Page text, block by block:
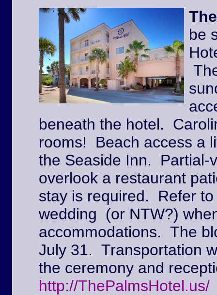
be
beneath the hotel.
rooms! Beach access a
the Seaside Inn. Partial-
overlook a restaurant
stay is required. Refer
wedding (or NTW?)
accommodations. The
July 31. Transportation
the ceremony and
http://ThePalmsHotel.us/